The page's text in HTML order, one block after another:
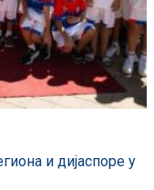
и дијаспоре у